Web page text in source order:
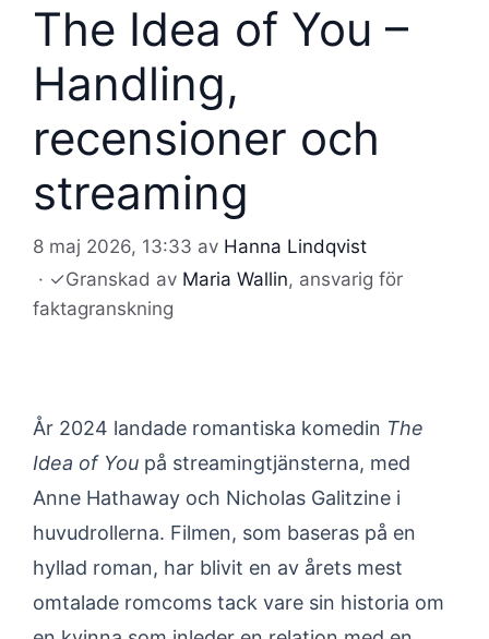
The Idea of You –
Handling,
recensioner och
streaming
8 maj 2026, 13:33 av Hanna Lindqvist
· ✓Granskad av Maria Wallin, ansvarig för
faktagranskning
År 2024 landade romantiska komedin The
Idea of You på streamingtjänsterna, med
Anne Hathaway och Nicholas Galitzine i
huvudrollerna. Filmen, som baseras på en
hyllad roman, har blivit en av årets mest
omtalade romcoms tack vare sin historia om